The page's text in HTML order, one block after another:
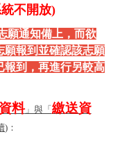
不開放)
願通知備上，而欲
願報到並確認該志願
報到，再進行另較高
料」與「 繳送資
) ：